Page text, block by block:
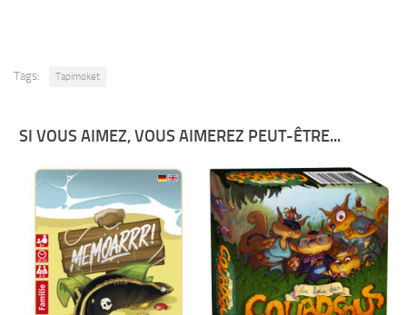
Tags: Tapimoket
SI VOUS AIMEZ, VOUS AIMEREZ PEUT-ÊTRE...